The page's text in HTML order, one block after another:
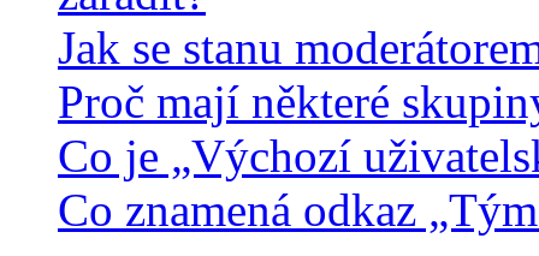
Jak se stanu
Proč mají některé
Co je „Výchozí
Co znamená odkaz